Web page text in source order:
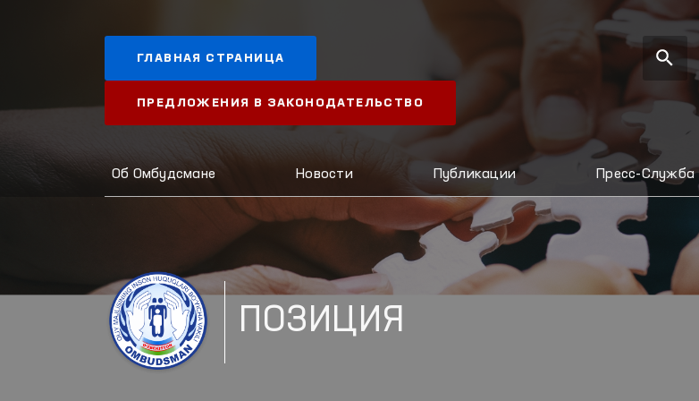
ГЛАВНАЯ СТРАНИЦА
ПРЕДЛОЖЕНИЯ В ЗАКОНОДАТЕЛЬСТВО
Об Омбудсмане Новости Публикации Пресс-Служба
ПОЗИЦИЯ